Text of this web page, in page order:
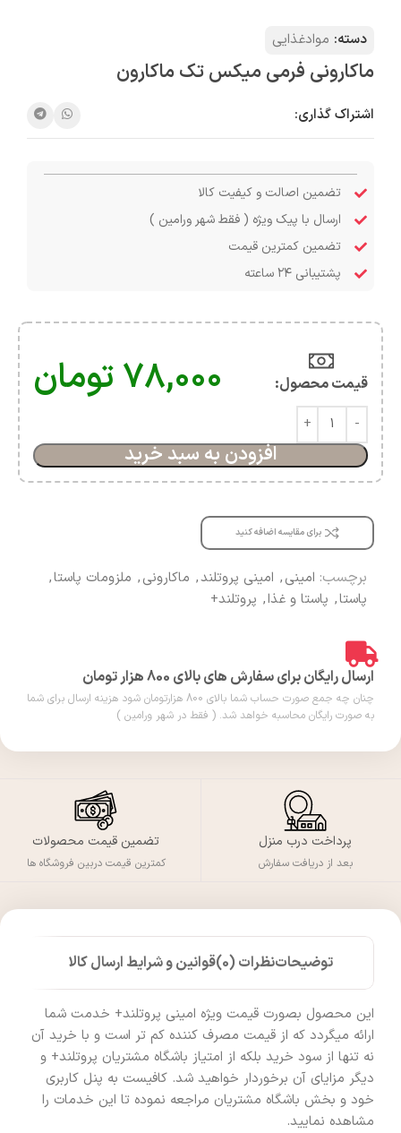
دسته: موادغذایی
ماکارونی فرمی میکس تک ماکارون
اشتراک گذاری:
تضمین اصالت و کیفیت کالا
ارسال با پیک ویژه ( فقط شهر ورامین )
تضمین کمترین قیمت
پشتیبانی ۲۴ ساعته
قیمت محصول:​ ۷۸,۰۰۰تومان
افزودن به سبد خرید
برای مقایسه اضافه کنید
برچسب: امینی, امینی پروتلند, ماکارونی, ملزومات پاستا,
پاستا, پاستا و غذا, پروتلند+
ارسال رایگان برای سفارش های بالای 800 هزار تومان
چنان چه جمع صورت حساب شما بالای 800 هزارتومان شود هزینه ارسال برای شما
به صورت رایگان محاسبه خواهد شد. ( فقط در شهر ورامین )
پرداخت درب منزل
بعد از دریافت سفارش
تضمین قیمت محصولات
کمترین قیمت دربین فروشگاه ها
توضیحاتنظرات (0) قوانین و شرایط ارسال کالا
این محصول بصورت قیمت ویژه امینی پروتلند+ خدمت شما
ارائه میگردد که از قیمت مصرف کننده کم تر است و با خرید آن
نه تنها از سود خرید بلکه از امتیاز باشگاه مشتریان پروتلند+ و
دیگر مزایای آن برخوردار خواهید شد. کافیست به پنل کاربری
خود و بخش باشگاه مشتریان مراجعه نموده تا این خدمات را
مشاهده نمایید.